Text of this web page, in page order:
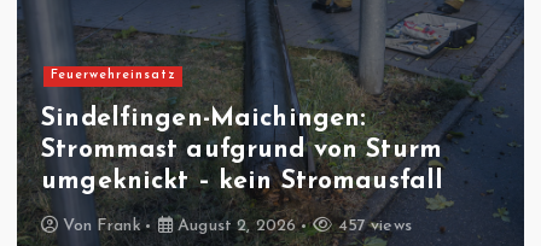
Verkehrsunfall
Sindelfingen: Verkehrsunfall auf
der Willy-Brand Allee
Von Frank August 1, 2026 495 views